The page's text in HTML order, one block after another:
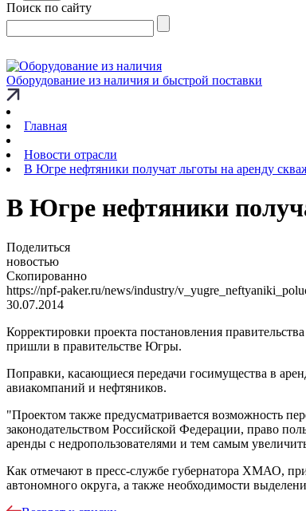
Поиск по сайту
Оборудование из наличия и быстрой поставки
Главная
Новости отрасли
В Югре нефтяники получат льготы на аренду
В Югре нефтяники
Поделиться
новостью
Скопированно
https://npf-paker.ru/news/industry/
30.07.2014
Корректировки проекта постановления
пришли в правительстве Югры.
Поправки, касающиеся передачи госимущества в
авиакомпаний и нефтяников.
"Проектом также предусматривается возможность
законодательством Российской Федерации, право
аренды с недропользователями и тем самым
Как отмечают в пресс-службе губернатора ХМАО,
автономного округа, а также необходимости